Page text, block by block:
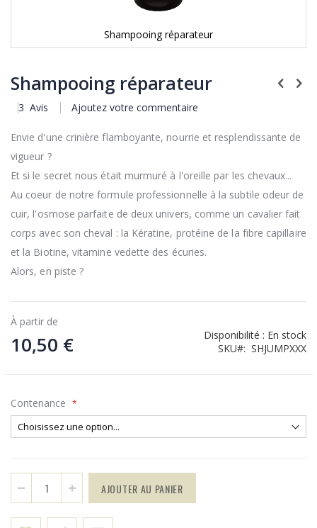
Shampooing réparateur
the
beginning
of
images
gallery
Shampooing réparateur
3 Avis Ajoutez votre commentaire
Envie d'une crinière flamboyante, nourrie et resplendissante de
vigueur ?
Et si le secret nous était murmuré à l'oreille par les chevaux...
Au coeur de notre formule professionnelle à la subtile odeur de
cuir, l'osmose parfaite de deux univers, comme un cavalier fait
corps avec son cheval : la Kératine, protéine de la fibre capillaire
et la Biotine, vitamine vedette des écuries.
Alors, en piste ?
À partir de
10,50 € Disponibilité : En stock
SKU
SHJUMPXXX
Contenance
AJOUTER AU PANIER